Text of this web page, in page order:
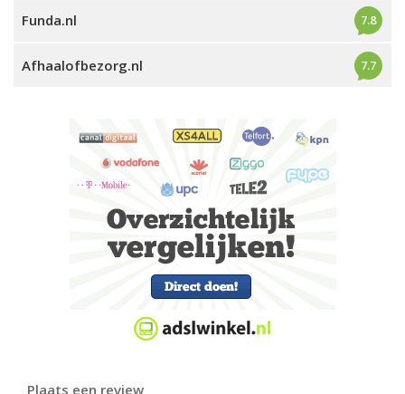
Funda.nl 7.8
Afhaalofbezorg.nl 7.7
Plaats een review